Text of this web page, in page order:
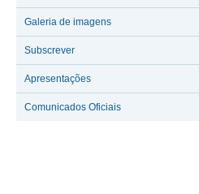
Galeria de imagens
Subscrever
Apresentações
Comunicados Oficiais